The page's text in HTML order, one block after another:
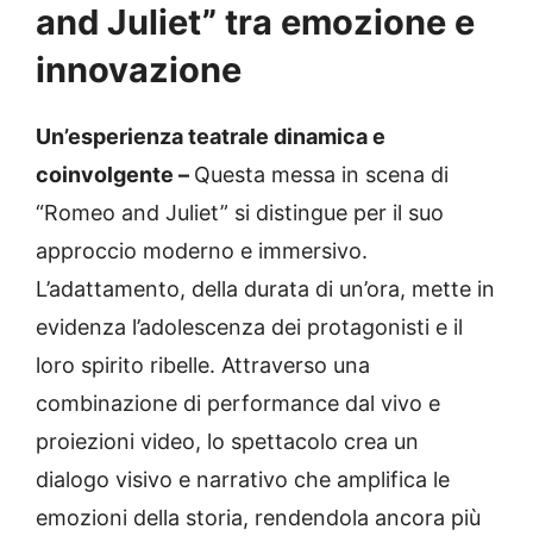
and Juliet” tra emozione e
innovazione
Un’esperienza teatrale dinamica e
coinvolgente – Questa messa in scena di
“Romeo and Juliet” si distingue per il suo
approccio moderno e immersivo.
L’adattamento, della durata di un’ora, mette in
evidenza l’adolescenza dei protagonisti e il
loro spirito ribelle. Attraverso una
combinazione di performance dal vivo e
proiezioni video, lo spettacolo crea un
dialogo visivo e narrativo che amplifica le
emozioni della storia, rendendola ancora più